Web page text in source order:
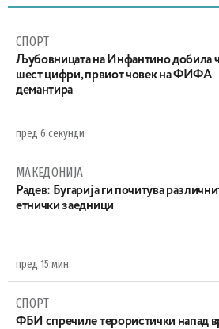
СПОРТ
Љубовницата на Инфантино добила
шест цифри, првиот човек на ФИФА
демантира
пред 6 секунди
МАКЕДОНИЈА
Радев: Бугарија ги почитува
етнички заедници
пред 15 мин.
СПОРТ
ФБИ спречиле терористички напад